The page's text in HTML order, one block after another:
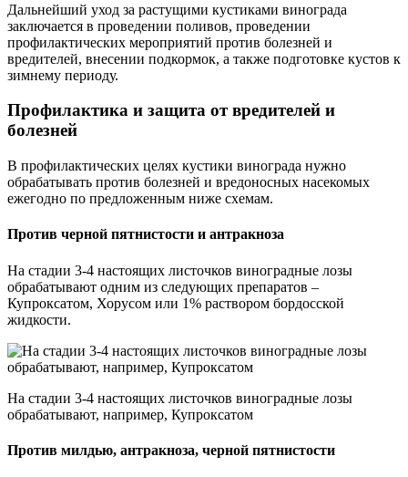
Дальнейший уход за растущими кустиками винограда
заключается в проведении поливов, проведении
профилактических мероприятий против болезней и
вредителей, внесении подкормок, а также подготовке кустов к
зимнему периоду.
Профилактика и защита от вредителей и
болезней
В профилактических целях кустики винограда нужно
обрабатывать против болезней и вредоносных насекомых
ежегодно по предложенным ниже схемам.
Против черной пятнистости и антракноза
На стадии 3-4 настоящих листочков виноградные лозы
обрабатывают одним из следующих препаратов –
Купроксатом, Хорусом или 1% раствором бордосской
жидкости.
На стадии 3-4 настоящих листочков виноградные лозы
обрабатывают, например, Купроксатом
Против милдью, антракноза, черной пятнистости